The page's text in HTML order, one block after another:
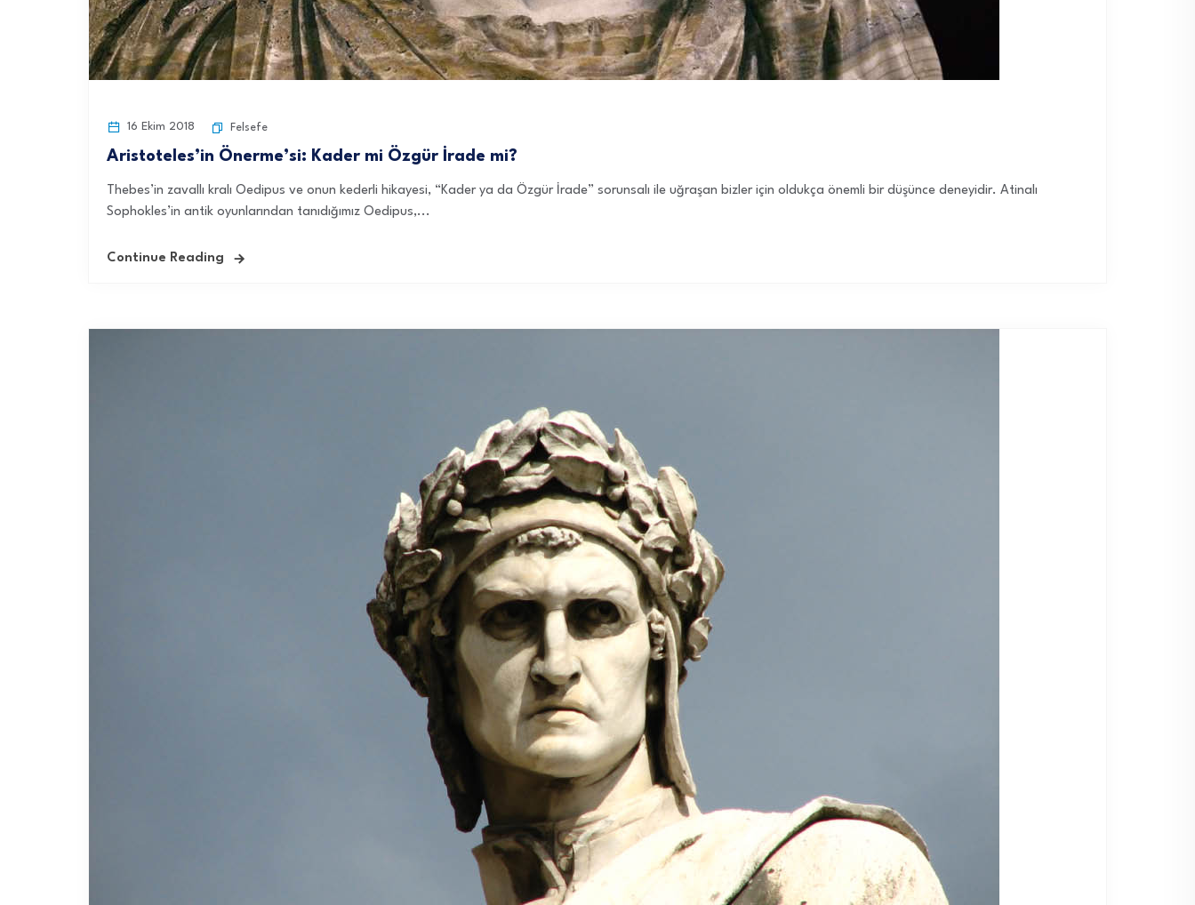
16 Ekim 2018 Felsefe
Aristoteles’in Önerme’si: Kader mi Özgür İrade mi?
Thebes’in zavallı kralı Oedipus ve onun kederli hikayesi, “Kader ya da Özgür İrade” sorunsalı ile uğraşan bizler için oldukça önemli bir düşünce deneyidir. Atinalı
Sophokles’in antik oyunlarından tanıdığımız Oedipus,...
Continue Reading